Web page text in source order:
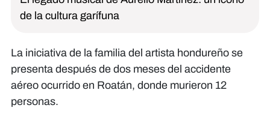
de la cultura garífuna
La iniciativa de la familia del artista hondureño se
presenta después de dos meses del accidente
aéreo ocurrido en Roatán, donde murieron 12
personas.